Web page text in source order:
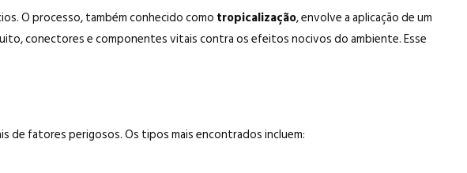
O processo, também conhecido como tropicalização, envolve a aplicação de um
conectores e componentes vitais contra os efeitos nocivos do ambiente. Esse
fatores perigosos. Os tipos mais encontrados incluem: